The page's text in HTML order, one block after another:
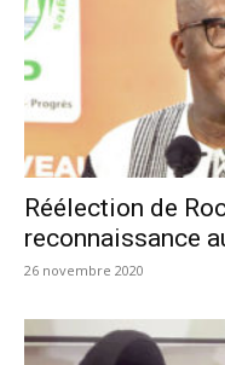
Réélection de
reconnaissance
26 novembre 2020